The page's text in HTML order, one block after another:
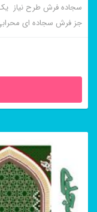
سجاده فرش طرح نیاز
جز فرش سجاده ای